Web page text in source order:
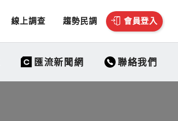
線上調查 趨勢民調 會員登入
匯流新聞網 聯絡我們